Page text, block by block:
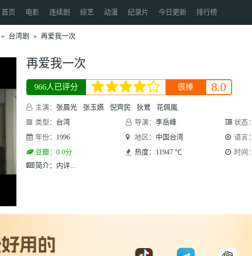
首页 电影 连续剧 综艺 动漫 纪录片 今日更新 排行榜
» 台湾剧 » 再爱我一次
再爱我一次
966人已评分 很棒 8.0
主演： 张晨光 张玉嬿 倪齊民 狄鶯
花佩嵐
类型： 台湾 导演： 李岳峰 状态：
年份： 1996 地区： 中国台湾 语言：
豆瓣：0.0分
热度：11947 ℃ 时间：
简介： 内详...